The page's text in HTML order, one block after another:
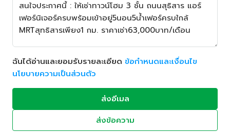
ฉันได้อ่านและยอมรับรายละเอียด ข้อกำหนดและเงื่อนไข
นโยบายความเป็นส่วนตัว
ส่งอีเมล
ส่งข้อความ